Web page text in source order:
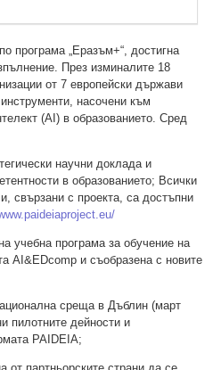
програма „Еразъм+“, достигна
През изминалите 18
от 7 европейски държави
насочени към
(AI) в образованието. Сред
научни доклада и
в образованието; Всички
свързани с проекта, са достъпни
учебна програма за обучение на
AI&EDcomp и съобразена с новите
среща в Дъблин (март
пилотните дейности и
PAIDEIA;